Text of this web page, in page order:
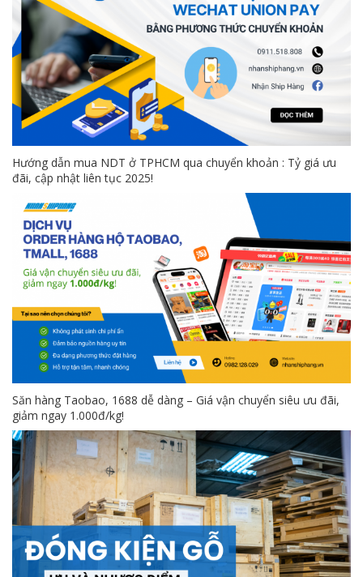
Hướng dẫn mua NDT ở TPHCM qua chuyển khoản : Tỷ giá ưu
đãi, cập nhật liên tục 2025!
Săn hàng Taobao, 1688 dễ dàng – Giá vận chuyển siêu ưu đãi,
giảm ngay 1.000đ/kg!